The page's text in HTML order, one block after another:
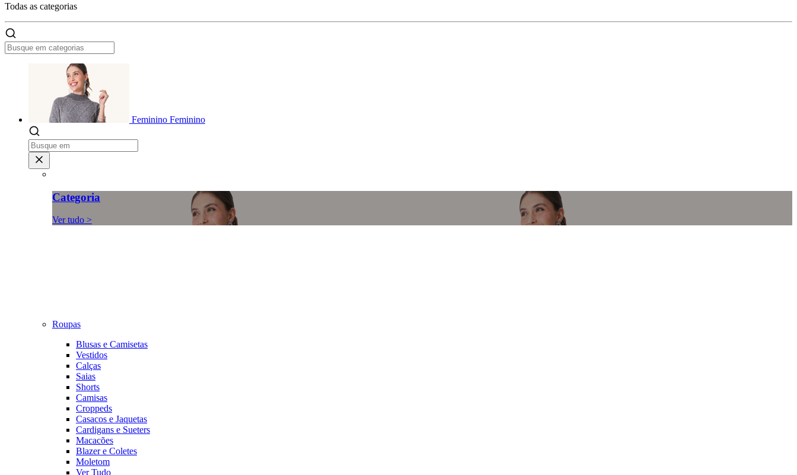
Todas as categorias
Feminino Feminino
Categoria
Ver tudo >
Roupas
Blusas e Camisetas
Vestidos
Calças
Saias
Shorts
Camisas
Croppeds
Casacos e Jaquetas
Cardigans e Sueters
Macacões
Blazer e Coletes
Moletom
Ver Tudo